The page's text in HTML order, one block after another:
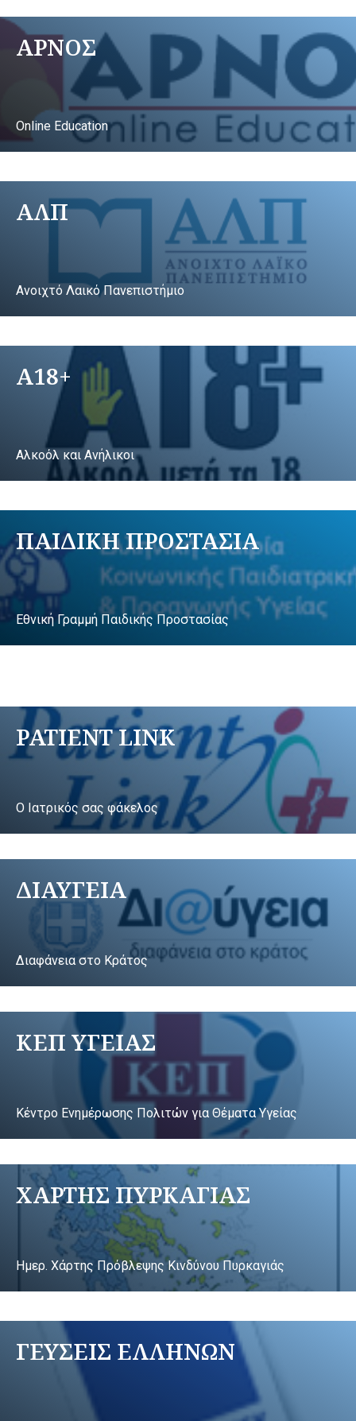
ΑΡΝΟΣ
Online Education
ΑΛΠ
Ανοιχτό Λαικό Πανεπιστήμιο
A18+
Αλκοόλ και Ανήλικοι
ΠΑΙΔΙΚΗ ΠΡΟΣΤΑΣΙΑ
Εθνική Γραμμή Παιδικής Προστασίας
PATIENT LINK
Ο Ιατρικός σας φάκελος
ΔΙΑΥΓΕΙΑ
Διαφάνεια στο Κράτος
ΚΕΠ ΥΓΕΙΑΣ
Κέντρο Ενημέρωσης Πολιτών για Θέματα Υγείας
ΧΑΡΤΗΣ ΠΥΡΚΑΓΙΑΣ
Ημερ. Χάρτης Πρόβλεψης Κινδύνου Πυρκαγιάς
ΓΕΥΣΕΙΣ ΕΛΛΗΝΩΝ